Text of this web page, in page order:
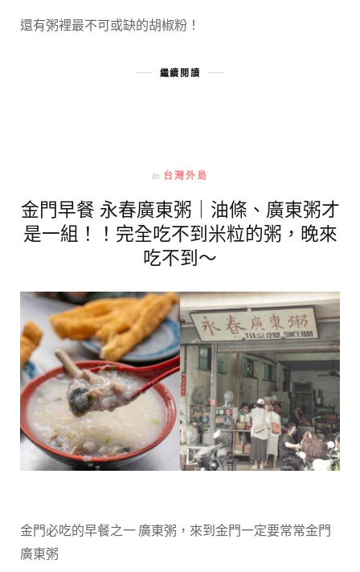
還有粥裡最不可或缺的胡椒粉！
繼續閱讀
In 台灣外島
金門早餐 永春廣東粥｜油條、廣東粥才
是一組！！完全吃不到米粒的粥，晚來
吃不到～
金門必吃的早餐之一 廣東粥，來到金門一定要常常金門
廣東粥